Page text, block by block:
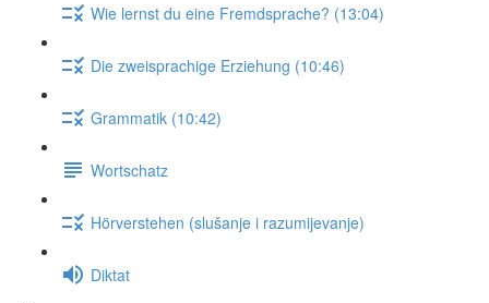
Wie lernst du eine Fremdsprache? (13:04)
Die zweisprachige Erziehung (10:46)
Grammatik (10:42)
Wortschatz
Hörverstehen (slušanje i razumijevanje)
Diktat